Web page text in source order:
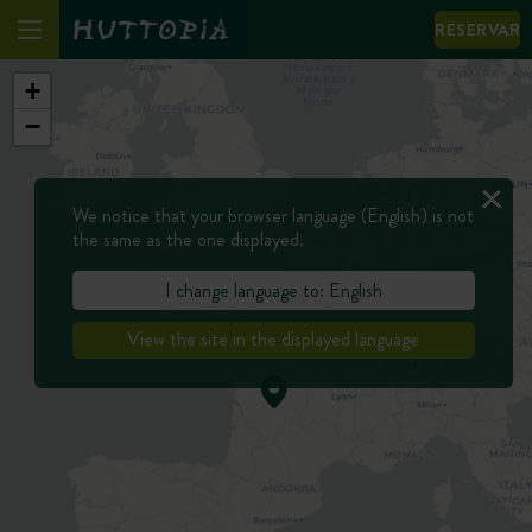
RESERVAR
+
−
We notice that your browser language (English) is not
the same as the one displayed.
I change language to: English
View the site in the displayed language